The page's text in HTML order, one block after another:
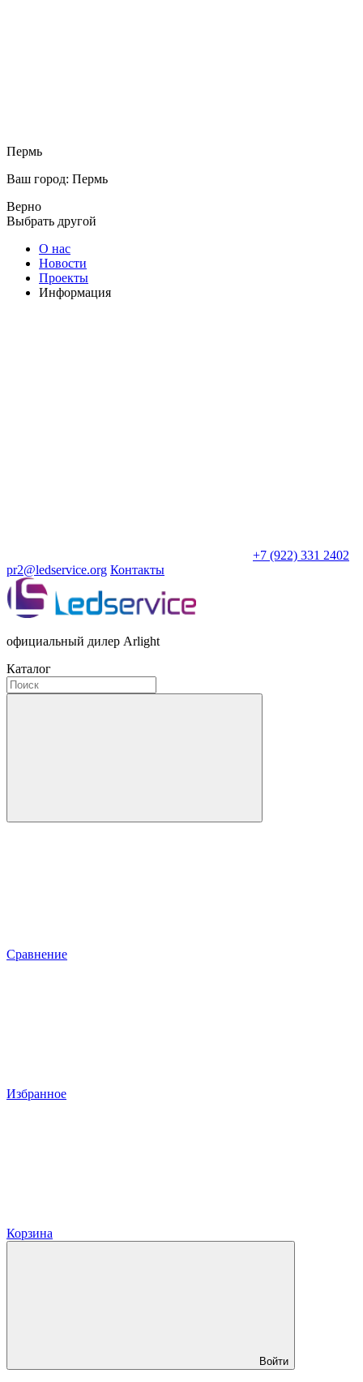
Пермь
Ваш город: Пермь
Верно
Выбрать другой
О нас
Новости
Проекты
Информация
+7 (922) 331 2402
pr2@ledservice.org Контакты
официальный дилер Arlight
Каталог
Сравнение
Избранное
Корзина
Войти